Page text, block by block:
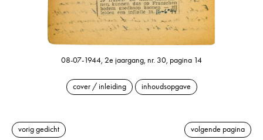
08-07-1944, 2e jaargang, nr. 30, pagina 14
cover / inleiding inhoudsopgave
vorig gedicht volgende pagina